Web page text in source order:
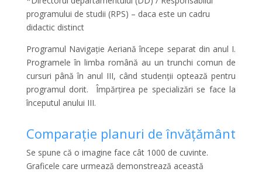
programului de studii (RPS) – daca este un cadru
didactic distinct
Programul Navigație Aeriană începe separat din anul I.
Programele în limba română au un trunchi comun de
cursuri până în anul III, când studenții optează pentru
programul dorit. Împărțirea pe specializări se face la
începutul anului III.
Comparație planuri de învățământ
Se spune că o imagine face cât 1000 de cuvinte.
Graficele care urmează demonstrează această